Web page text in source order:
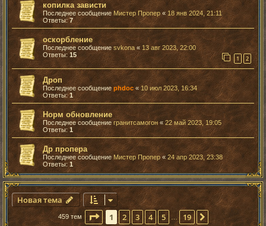
копилка зависти
Последнее сообщение Мистер Пропер« 18 янв 2024, 21:11
Ответы:7
оскорбление
Последнее сообщениеsvkona « 13 авг 2023, 22:00
Ответы:15 1 2
Дроп
Последнее сообщение phdoc«10 июл 2023, 16:34
Ответы:1
Норм обновление
Последнее сообщениегранитсамогон« 22 май 2023, 19:05
Ответы:1
Др пропера
Последнее сообщение Мистер Пропер « 24 апр 2023, 23:38
Ответы:1
Новая тема
459 тем Страница из 19
1 2 3 4 5 … 19 След.